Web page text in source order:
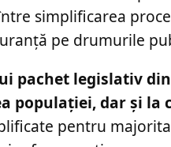
simplificarea
pe drumurile
pachet legislativ
populației, dar și la
pentru